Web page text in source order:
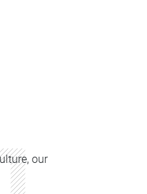
our